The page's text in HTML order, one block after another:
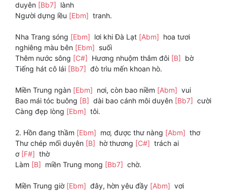
duyên [Bb7] lành
Người dựng lều [Ebm] tranh.
Nha Trang sóng [Ebm] lơi khi Đà Lạt [Abm] hoa tươi
nghiêng màu bên [Ebm] suối
Thêm nước sông [C#] Hương nhuộm thắm đôi [B] bờ
Tiếng hát cô lái [Bb7] đò trìu mến khoan hò.
Miền Trung ngàn [Ebm] nơi, còn bao niềm [Abm] vui
Bao mái tóc buông [B] dài bao cánh môi duyên [Bb7] cười
Càng đẹp lòng [Ebm] tôi.
2. Hồn đang thầm [Ebm] mơ, được thư nàng [Abm] thơ
Thư chép mối duyên [B] hờ thương [C#] trách ai
ơ [F#] thờ
Làm [B] miền Trung mong [Bb7] chờ.
Miền Trung giờ [Ebm] đây, hờn yêu đầy [Abm] vơi